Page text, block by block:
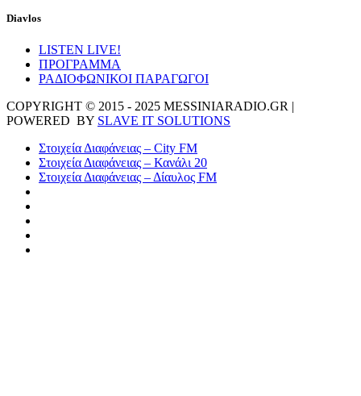
Diavlos
LISTEN LIVE!
ΠΡΟΓΡΑΜΜΑ
ΡΑΔΙΟΦΩΝΙΚΟΙ ΠΑΡΑΓΩΓΟΙ
COPYRIGHT © 2015 - 2025 MESSINIARADIO.GR |
POWERED BY SLAVE IT SOLUTIONS
Στοιχεία Διαφάνειας – City FM
Στοιχεία Διαφάνειας – Κανάλι 20
Στοιχεία Διαφάνειας – Δίαυλος FM